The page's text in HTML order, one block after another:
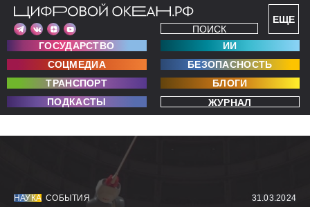
ЕЩЕ
ПОИСК
ГОСУДАРСТВО
ИИ
СОЦМЕДИА
БЕЗОПАСНОСТЬ
ТРАНСПОРТ
БЛОГИ
ПОДКАСТЫ
ЖУРНАЛ
НАУКА СОБЫТИЯ 31.03.2024